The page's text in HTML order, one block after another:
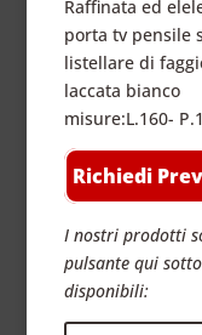
Raffinata ed
porta tv pensile
listellare di
laccata bianco
misure:L.160-
Richiedi
I nostri prodotti
pulsante qui
disponibili: